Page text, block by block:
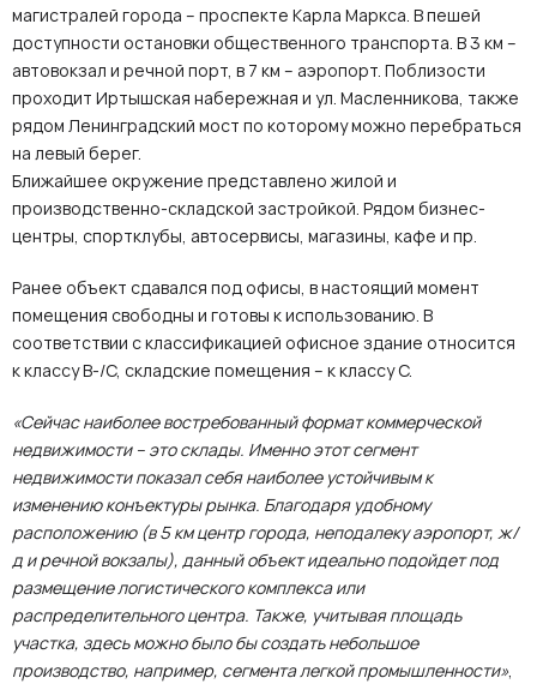
магистралей города – проспекте Карла Маркса. В пешей
доступности остановки общественного транспорта. В 3 км –
автовокзал и речной порт, в 7 км – аэропорт. Поблизости
проходит Иртышская набережная и ул. Масленникова, также
рядом Ленинградский мост по которому можно перебраться
на левый берег.
Ближайшее окружение представлено жилой и
производственно-складской застройкой. Рядом бизнес-
центры, спортклубы, автосервисы, магазины, кафе и пр.
Ранее объект сдавался под офисы, в настоящий момент
помещения свободны и готовы к использованию. В
соответствии с классификацией офисное здание относится
к классу В-/С, складские помещения – к классу С.
«Сейчас наиболее востребованный формат коммерческой
недвижимости – это склады. Именно этот сегмент
недвижимости показал себя наиболее устойчивым к
изменению конъектуры рынка. Благодаря удобному
расположению (в 5 км центр города, неподалеку аэропорт, ж/
д и речной вокзалы), данный объект идеально подойдет под
размещение логистического комплекса или
распределительного центра. Также, учитывая площадь
участка, здесь можно было бы создать небольшое
производство, например, сегмента легкой промышленности»,